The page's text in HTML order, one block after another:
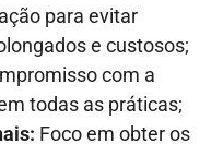
para evitar
e custosos;
com a
todas as práticas;
Foco em obter os